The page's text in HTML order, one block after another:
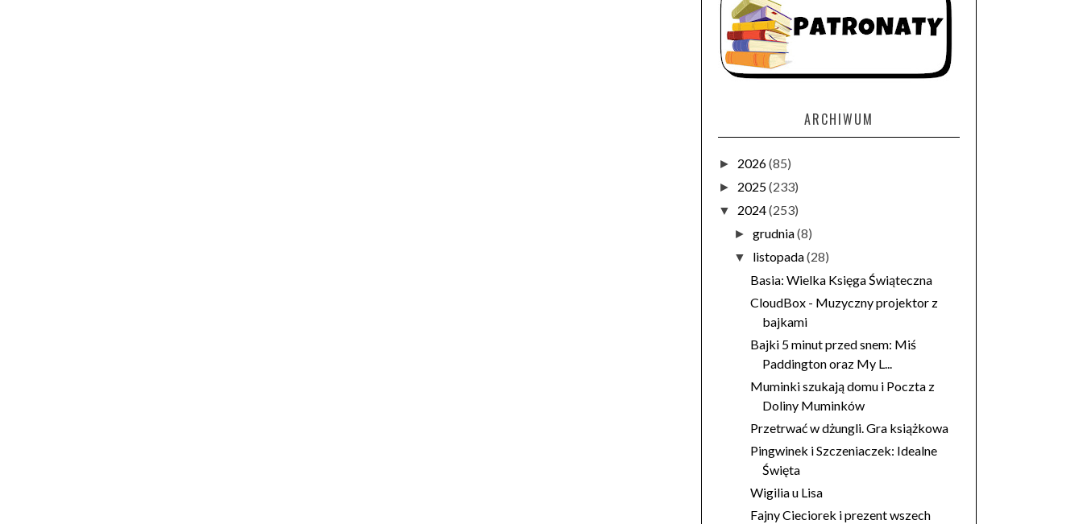
ARCHIWUM
► 2026(85)
► 2025(233)
▼ 2024(253)
►grudnia(8)
▼ listopada(28)
Basia: Wielka Księga Świąteczna
CloudBox - Muzyczny projektor z
bajkami
Bajki 5 minut przed snem: Miś
Paddington oraz My L...
Muminki szukają domu i Poczta z
Doliny Muminków
Przetrwać w dżungli. Gra książkowa
Pingwinek i Szczeniaczek: Idealne
Święta
Wigilia u Lisa
Fajny Cieciorek i prezent wszech